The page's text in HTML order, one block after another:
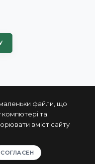
файли, що
та
вміст сайту
СОГЛАСЕН
компьютеры